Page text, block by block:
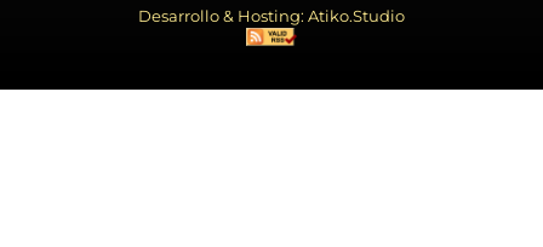
Desarrollo & Hosting: Atiko.Studio